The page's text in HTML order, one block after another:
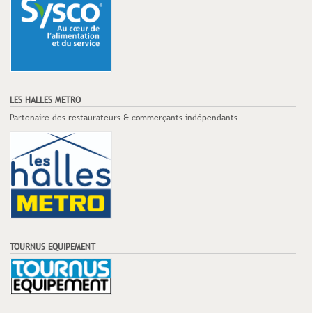
LES HALLES METRO
Partenaire des restaurateurs & commerçants indépendants
TOURNUS EQUIPEMENT